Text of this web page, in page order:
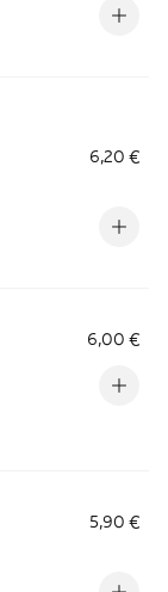
6,20 €
6,00 €
5,90 €